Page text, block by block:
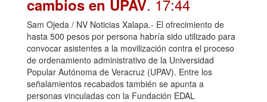
cambios en UPAV. 17:44
Sam Ojeda / NV Noticias Xalapa.- El ofrecimiento de
hasta 500 pesos por persona habría sido utilizado para
convocar asistentes a la movilización contra el proceso
de ordenamiento administrativo de la Universidad
Popular Autónoma de Veracruz (UPAV). Entre los
señalamientos recabados también se apunta a
personas vinculadas con la Fundación EDAL